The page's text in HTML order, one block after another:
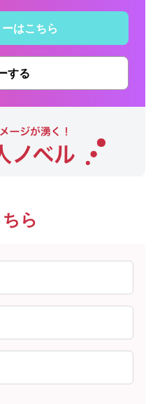
はこちら
する
ら